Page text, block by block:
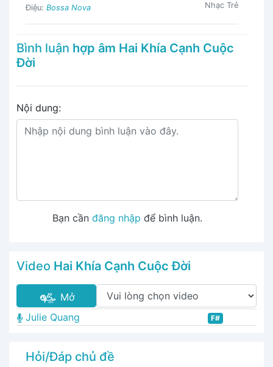
Điệu: Bossa Nova Nhạc Trẻ
Bình luận hợp âm Hai Khía Cạnh Cuộc
Đời
Nội dung:
Bạn cần đăng nhập để bình luận.
Video Hai Khía Cạnh Cuộc Đời
Mở
Julie Quang
F#
Hỏi/Đáp chủ đề